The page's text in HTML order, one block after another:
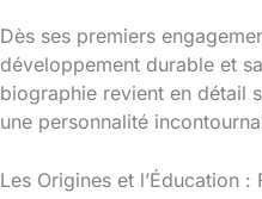
Dès ses premiers
développement durable et
biographie revient en détail
une personnalité
Les Origines et l’Éducation :